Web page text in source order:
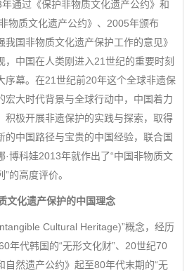
通过《保护非物质文化遗产公约》和
物质文化遗产公约》、2005年颁布
我国非物质文化遗产保护工作的意见》
，中国在人类刚进入21世纪的重要时刻
序幕。在21世纪前20年这个全球非遗保
宏大时代背景与全球行动中，中国着力
积极开展非遗保护的实践与探索，取得
的中国路径与宝贵的中国经验，联合国
·博科娃2013年就作出了“中国非物质文
的高度评价。
文化遗产保护的中国理念
Cultural Heritage)”概念，经历
年代韩国的“无形文化财”、20世纪70
自然遗产公约》起至80年代末期的“无